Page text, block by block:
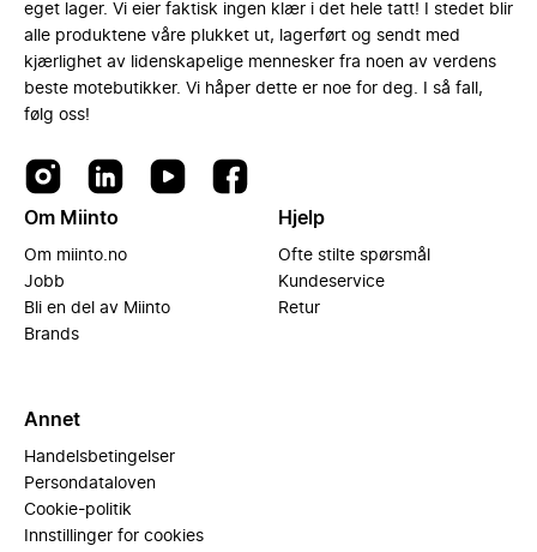
eget lager. Vi eier faktisk ingen klær i det hele tatt! I stedet blir
alle produktene våre plukket ut, lagerført og sendt med
kjærlighet av lidenskapelige mennesker fra noen av verdens
beste motebutikker. Vi håper dette er noe for deg. I så fall,
følg oss!
Om Miinto
Om miinto.no
Jobb
Bli en del av Miinto
Brands
Hjelp
Ofte stilte spørsmål
Kundeservice
Retur
Annet
Handelsbetingelser
Persondataloven
Cookie-politik
Innstillinger for cookies